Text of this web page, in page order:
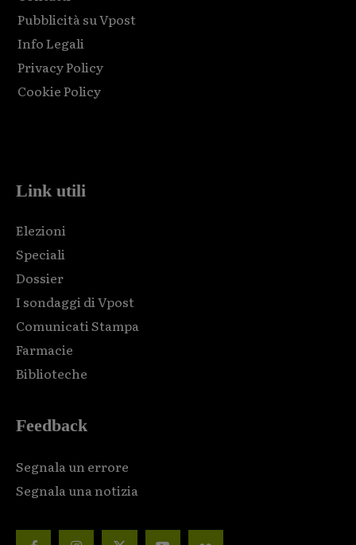
Pubblicità su Vpost
Info Legali
Privacy Policy
Cookie Policy
Link utili
Elezioni
Speciali
Dossier
I sondaggi di Vpost
Comunicati Stampa
Farmacie
Biblioteche
Feedback
Segnala un errore
Segnala una notizia